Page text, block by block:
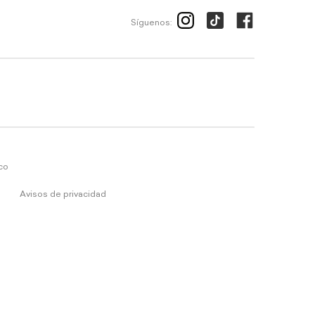
Síguenos:
Avisos de privacidad